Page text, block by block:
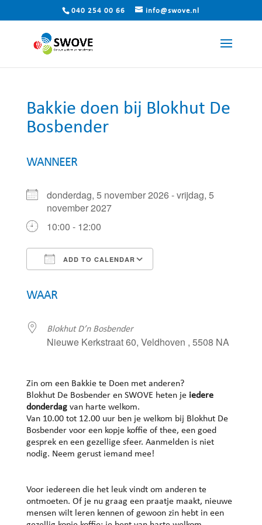
040 254 00 66 info@swove.nl
Bakkie doen bij Blokhut De
Bosbender
WANNEER
donderdag, 5 november 2026 - vrijdag, 5
november 2027
10:00 - 12:00
ADD TO CALENDAR
WAAR
Blokhut D’n Bosbender
Nieuwe Kerkstraat 60, Veldhoven , 5508 NA
Zin om een Bakkie te Doen met anderen?
Blokhut De Bosbender en SWOVE heten je iedere
donderdagvan harte welkom.
Van 10.00 tot 12.00 uur ben je welkom bij Blokhut De
Bosbender voor een kopje koffie of thee, een goed
gesprek en een gezellige sfeer. Aanmelden is niet
nodig. Neem gerust iemand mee!
Voor iedereen die het leuk vindt om anderen te
ontmoeten. Of je nu graag een praatje maakt, nieuwe
mensen wilt leren kennen of gewoon zin hebt in een